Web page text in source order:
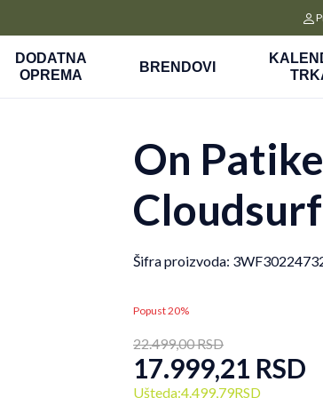
DODATNA
OPREMA
BRENDOVI
On Patike
Šifra proizvoda:
Popust 20%
22.499,00RSD
17.999,21 RSD
Ušteda:4.499,79RSD